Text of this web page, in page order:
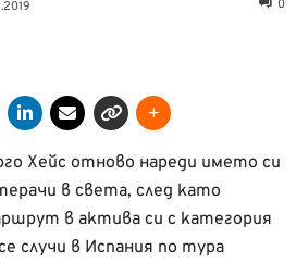
0
Хейс отново нареди името си
в света, след като
в актива си с категория
случи в Испания по тура